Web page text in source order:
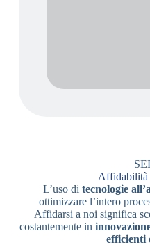
Affidabilità
L’uso ditecnologie
ottimizzare l’intero
Affidarsi a noi significa
costantemente in
efficienti